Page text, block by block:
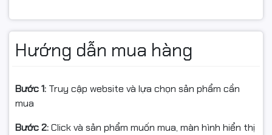
Kết nối: Có dây USB 2.0
Màu keycap: Đen
Đèn nền: LED Rainbow 7 màu, có thể đổi màu linh hoạt,
hiệu ứng theo âm thanh
Hướng dẫn mua hàng
Bước 1: Truy cập website và lựa chọn sản phẩm cần
mua
Bước 2:Click và sản phẩm muốn mua, màn hình hiển thị